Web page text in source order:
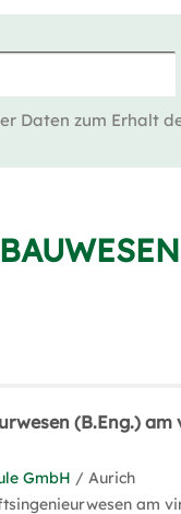
Daten zum Erhalt
(B.Eng.) am
GmbH / Aurich
am